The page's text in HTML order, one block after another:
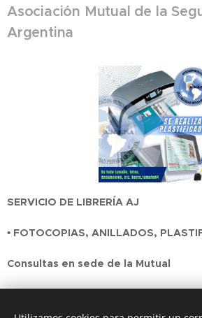
Asociación Mutual de la
Argentina
SERVICIO DE LIBRERÍA AJ
• FOTOCOPIAS, ANILLADOS,
Consultas en sede de la Mutual
Share